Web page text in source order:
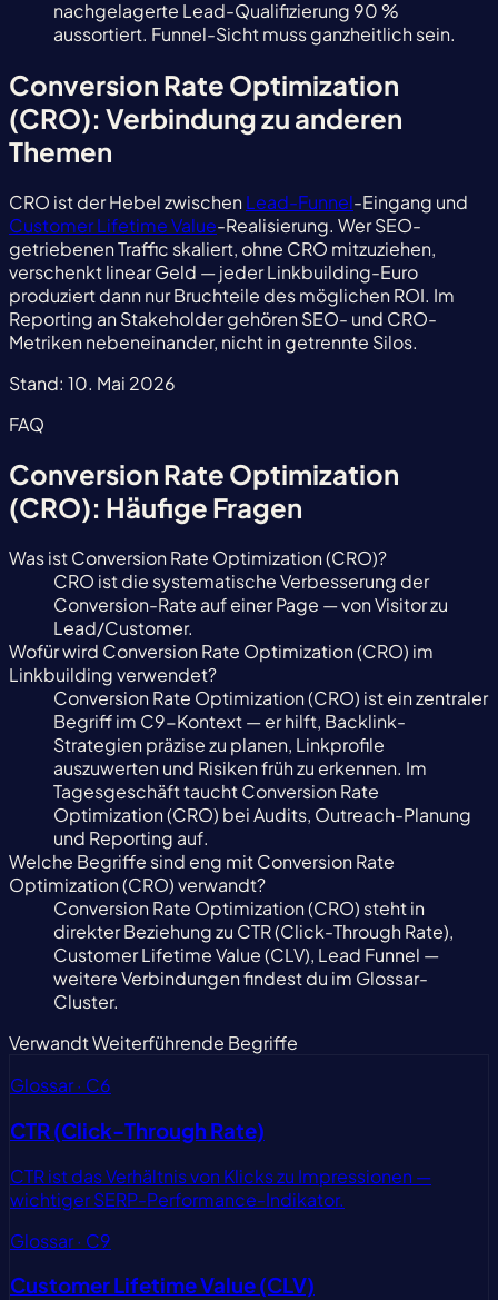
nachgelagerte Lead-Qualifizierung 90 %
aussortiert. Funnel-Sicht muss ganzheitlich sein.
Conversion Rate Optimization
(CRO): Verbindung zu anderen
Themen
CRO ist der Hebel zwischenLead-Funnel-Eingang und
Customer Lifetime Value-Realisierung. Wer SEO-
getriebenen Traffic skaliert, ohne CRO mitzuziehen,
verschenkt linear Geld — jeder Linkbuilding-Euro
produziert dann nur Bruchteile des möglichen ROI. Im
Reporting an Stakeholder gehören SEO- und CRO-
Metriken nebeneinander, nicht in getrennte Silos.
Stand: 10. Mai 2026
FAQ
Conversion Rate Optimization
(CRO): Häufige Fragen
Was ist Conversion Rate Optimization (CRO)?
CRO ist die systematische Verbesserung der
Conversion-Rate auf einer Page — von Visitor zu
Lead/Customer.
Wofür wird Conversion Rate Optimization (CRO) im
Linkbuilding verwendet?
Conversion Rate Optimization (CRO) ist ein zentraler
Begriff im C9-Kontext — er hilft, Backlink-
Strategien präzise zu planen, Linkprofile
auszuwerten und Risiken früh zu erkennen. Im
Tagesgeschäft taucht Conversion Rate
Optimization (CRO) bei Audits, Outreach-Planung
und Reporting auf.
Welche Begriffe sind eng mit Conversion Rate
Optimization (CRO) verwandt?
Conversion Rate Optimization (CRO) steht in
direkter Beziehung zu CTR (Click-Through Rate),
Customer Lifetime Value (CLV), Lead Funnel —
weitere Verbindungen findest du im Glossar-
Cluster.
VerwandtWeiterführende Begriffe
Glossar · C6
CTR (Click-Through Rate)
CTR ist das Verhältnis von Klicks zu Impressionen —
wichtiger SERP-Performance-Indikator.
Glossar · C9
Customer Lifetime Value (CLV)